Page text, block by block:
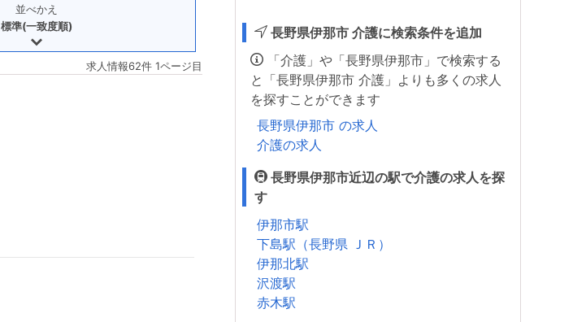
並べかえ
標準(一致度順)
求人情報62件 1ページ目
長野県伊那市 介護に検索条件を追加
「介護」や「長野県伊那市」で検索する
と「長野県伊那市 介護」よりも多くの求人
を探すことができます
長野県伊那市 の求人
介護の求人
長野県伊那市近辺の駅で介護の求人を探
す
伊那市駅
下島駅（長野県 ＪＲ）
伊那北駅
沢渡駅
赤木駅